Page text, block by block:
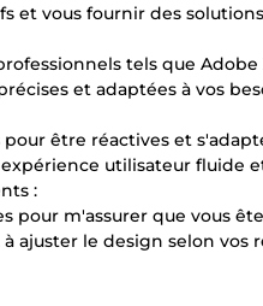
et vous fournir des
tels que
et adaptées à vos
être réactives et
utilisateur fluide
:
pour m'assurer que vous
ajuster le design selon vos